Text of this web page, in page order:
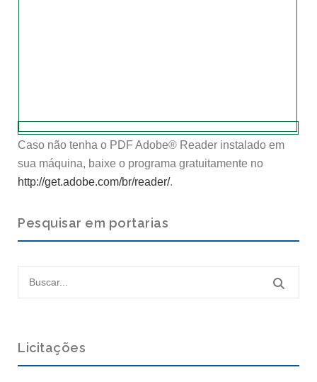
Caso não tenha o PDF Adobe® Reader instalado em
sua máquina, baixe o programa gratuitamente no
http://get.adobe.com/br/reader/.
Pesquisar em portarias
Licitações